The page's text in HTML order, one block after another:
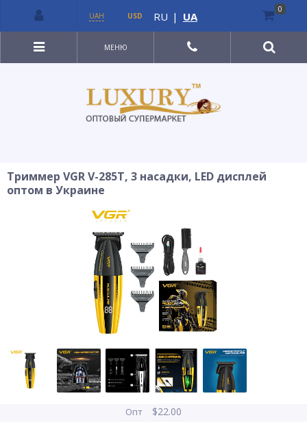
МЕНЮ
Триммер VGR V-285T, 3 насадки, LED дисплей
оптом в Украине
Опт $22.00
UAH USD RU | UA
0